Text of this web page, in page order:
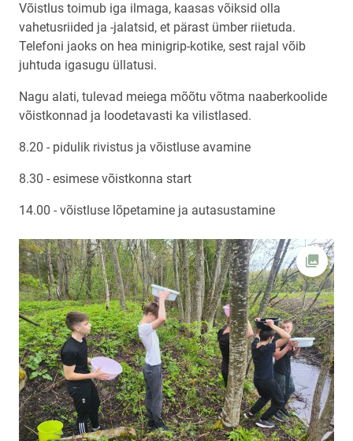
Võistlus toimub iga ilmaga, kaasas võiksid olla
vahetusriided ja -jalatsid, et pärast ümber riietuda.
Telefoni jaoks on hea minigrip-kotike, sest rajal võib
juhtuda igasugu üllatusi.
Nagu alati, tulevad meiega mõõtu võtma naaberkoolide
võistkonnad ja loodetavasti ka vilistlased.
8.20 - pidulik rivistus ja võistluse avamine
8.30 - esimese võistkonna start
14.00 - võistluse lõpetamine ja autasustamine
Ava